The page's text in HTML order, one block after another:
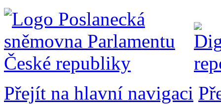
Přejít na hlavní navigaci